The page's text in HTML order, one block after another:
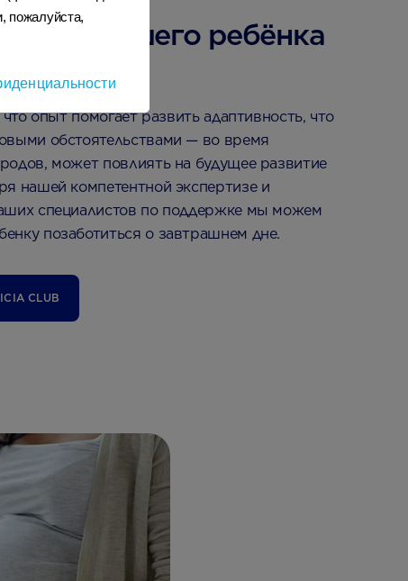
Вашего ребёнка
опыт помогает развить адаптивность, что
обстоятельствами — во время
может повлиять на будущее развитие
нашей компетентной экспертизе и
специалистов по поддержке мы можем
позаботиться о завтрашнем дне.
CLUB
пожалуйста,